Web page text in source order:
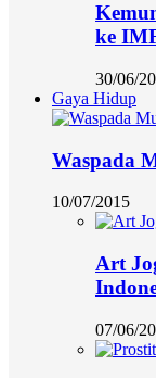
ke
30/06/
Gaya Hidup
Waspada
10/07/2015
Art
07/06/